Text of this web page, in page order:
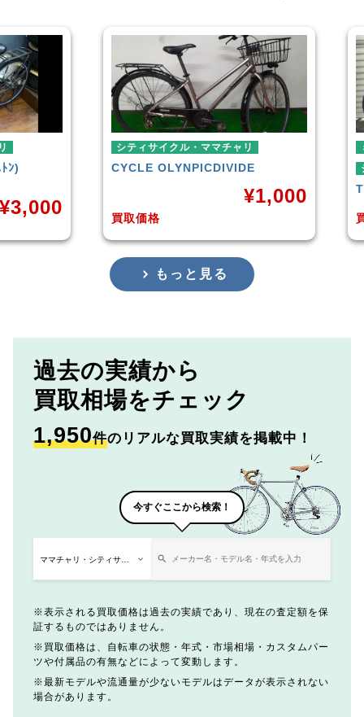
シティサイクル・ママチャリ
CYCLE OLYNPICDIVIDE
買取価格
1,000
ミニ
シテ
TERN
買取
もっと見る
過去の実績から
買取相場をチェック
1,950件のリアルな買取実績を掲載中！
今すぐここから検索！
表示される買取価格は過去の実績であり、現在の査定額を保
証するものではありません。
買取価格は、自転車の状態・年式・市場相場・カスタムパー
ツや付属品の有無などによって変動します。
最新モデルや流通量が少ないモデルはデータが表示されない
場合があります。